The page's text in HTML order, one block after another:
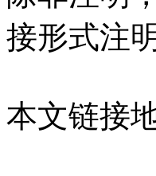
接形式注
本文链接